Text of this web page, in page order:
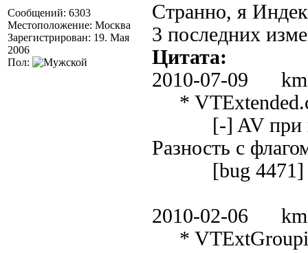
Сообщений: 6303
Местоположение: Москва
Зарегистрирован: 19. Мая
2006
Пол:
Странно, я
3 последних
Цитата:
2010-07-09
*
[-] AV при
Разность с
[bug 4471]
2010-02-06
*